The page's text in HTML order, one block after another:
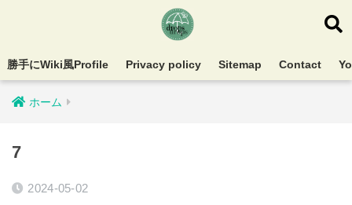
勝手にWiki風Profile Privacy policy Sitemap Contact
ホーム
7
2024-05-02